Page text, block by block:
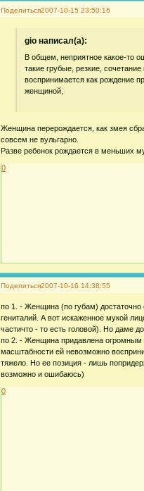
Поделиться2007-10-15 23:50:16
gio написал(а):
В общем, неприятное какое-то
такие грубые, резкие,
воспринимается как рождение
женщиной,
Женщина перерождается, как змея
совсем не вульгарно.
Разве ребенок рождается в меньших
0
Поделиться2007-10-16 14:38:55
по 1. - Женщина (по губам) достаточно
гениталий. А вот искаженное мукой
частичто - то есть головой). Но даме
по 2. - Женщина придавлена огромным
масштабности ей невозможно
тяжело. Но ее позиция - лишь
возможно и ошибаюсь)
0